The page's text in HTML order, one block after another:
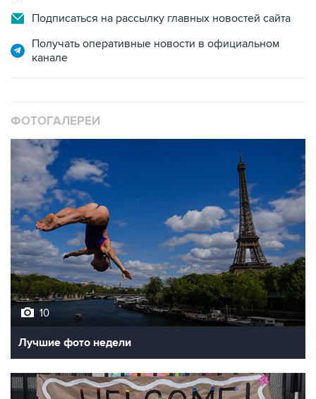
Подписаться на рассылку главных новостей сайта
Получать оперативные новости в официальном
канале
ФОТОГАЛЕРЕИ
10
Лучшие фото недели